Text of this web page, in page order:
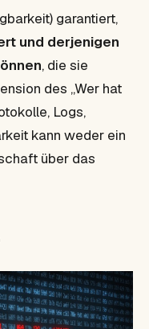
garantiert,
und derjenigen
, die sie
des „Wer hat
Logs,
kann weder ein
über das